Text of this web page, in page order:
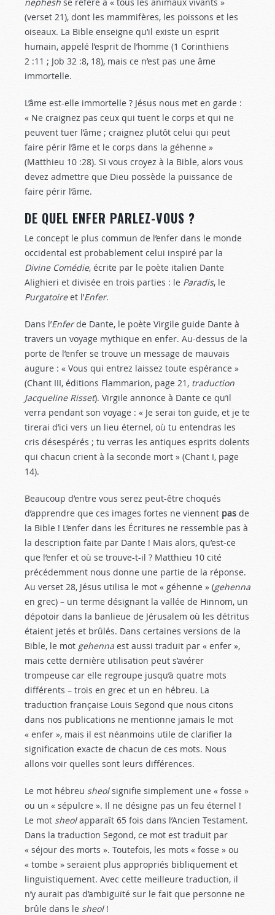
(verset 21), dont les mammifères, les poissons et les
oiseaux. La Bible enseigne qu’il existe un esprit
humain, appelé l’esprit de l’homme (1 Corinthiens
2 :11 ; Job 32 :8, 18), mais ce n’est pas une âme
immortelle.
L’âme est-elle immortelle ? Jésus nous met en garde :
« Ne craignez pas ceux qui tuent le corps et qui ne
peuvent tuer l’âme ; craignez plutôt celui qui peut
faire périr l’âme et le corps dans la géhenne »
(Matthieu 10 :28). Si vous croyez à la Bible, alors vous
devez admettre que Dieu possède la puissance de
faire périr l’âme.
DE QUEL ENFER PARLEZ-VOUS ?
Le concept le plus commun de l’enfer dans le monde
occidental est probablement celui inspiré par la
Divine Comédie, écrite par le poète italien Dante
Alighieri et divisée en trois parties : le Paradis, le
Purgatoireet l’Enfer.
Dans l’Enferde Dante, le poète Virgile guide Dante à
travers un voyage mythique en enfer. Au-dessus de la
porte de l’enfer se trouve un message de mauvais
augure : « Vous qui entrez laissez toute espérance »
(Chant III, éditions Flammarion, page 21, traduction
Jacqueline Risset). Virgile annonce à Dante ce qu’il
verra pendant son voyage : « Je serai ton guide, et je te
tirerai d’ici vers un lieu éternel, où tu entendras les
cris désespérés ; tu verras les antiques esprits dolents
qui chacun crient à la seconde mort » (Chant I, page
14).
Beaucoup d’entre vous serez peut-être choqués
d’apprendre que ces images fortes ne viennent pas de
la Bible ! L’enfer dans les Écritures ne ressemble pas à
la description faite par Dante ! Mais alors, qu’est-ce
que l’enfer et où se trouve-t-il ? Matthieu 10 cité
précédemment nous donne une partie de la réponse.
Au verset 28, Jésus utilisa le mot « géhenne » (gehenna
en grec) – un terme désignant la vallée de Hinnom, un
dépotoir dans la banlieue de Jérusalem où les détritus
étaient jetés et brûlés. Dans certaines versions de la
Bible, le mot gehenna est aussi traduit par « enfer »,
mais cette dernière utilisation peut s’avérer
trompeuse car elle regroupe jusqu’à quatre mots
différents – trois en grec et un en hébreu. La
traduction française Louis Segond que nous citons
dans nos publications ne mentionne jamais le mot
« enfer », mais il est néanmoins utile de clarifier la
signification exacte de chacun de ces mots. Nous
allons voir quelles sont leurs différences.
Le mot hébreu sheolsignifie simplement une « fosse »
ou un « sépulcre ». Il ne désigne pas un feu éternel !
Le mot sheolapparaît 65 fois dans l’Ancien Testament.
Dans la traduction Segond, ce mot est traduit par
« séjour des morts ». Toutefois, les mots « fosse » ou
« tombe » seraient plus appropriés bibliquement et
linguistiquement. Avec cette meilleure traduction, il
n’y aurait pas d’ambiguïté sur le fait que personne ne
brûle dans le sheol !